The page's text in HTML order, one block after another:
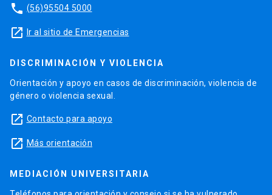
phone (56)95504 5000
launch Ir al sitio de Emergencias
DISCRIMINACIÓN Y VIOLENCIA
Orientación y apoyo en casos de discriminación, violencia de
género o violencia sexual.
launch Contacto para apoyo
launch Más orientación
MEDIACIÓN UNIVERSITARIA